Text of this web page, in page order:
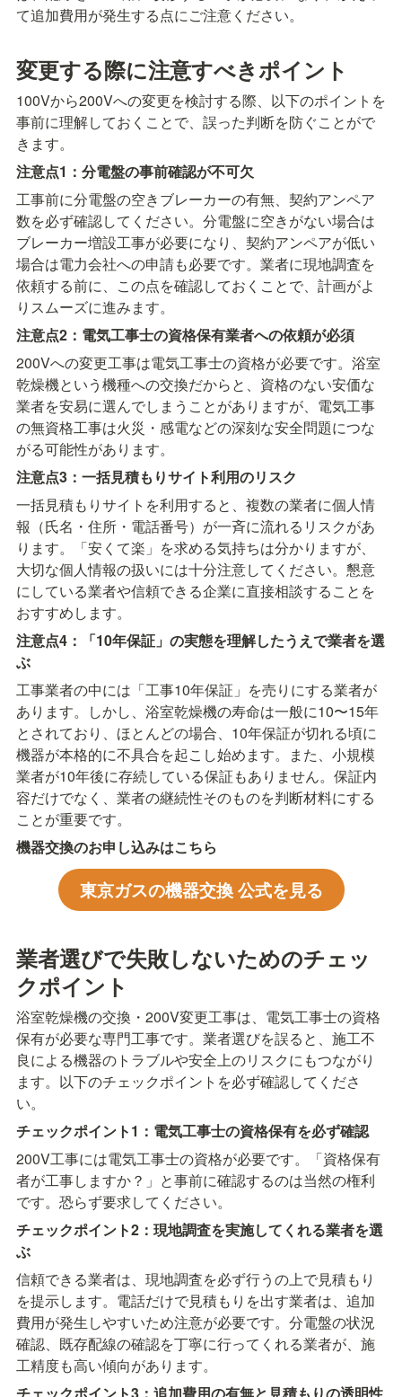
て追加費用が発生する点にご注意ください。
変更する際に注意すべきポイント
100Vから200Vへの変更を検討する際、以下のポイントを
事前に理解しておくことで、誤った判断を防ぐことがで
きます。
注意点1：分電盤の事前確認が不可欠
工事前に分電盤の空きブレーカーの有無、契約アンペア
数を必ず確認してください。分電盤に空きがない場合は
ブレーカー増設工事が必要になり、契約アンペアが低い
場合は電力会社への申請も必要です。業者に現地調査を
依頼する前に、この点を確認しておくことで、計画がよ
りスムーズに進みます。
注意点2：電気工事士の資格保有業者への依頼が必須
200Vへの変更工事は電気工事士の資格が必要です。浴室
乾燥機という機種への交換だからと、資格のない安価な
業者を安易に選んでしまうことがありますが、電気工事
の無資格工事は火災・感電などの深刻な安全問題につな
がる可能性があります。
注意点3：一括見積もりサイト利用のリスク
一括見積もりサイトを利用すると、複数の業者に個人情
報（氏名・住所・電話番号）が一斉に流れるリスクがあ
ります。「安くて楽」を求める気持ちは分かりますが、
大切な個人情報の扱いには十分注意してください。懇意
にしている業者や信頼できる企業に直接相談することを
おすすめします。
注意点4：「10年保証」の実態を理解したうえで業者を選
ぶ
工事業者の中には「工事10年保証」を売りにする業者が
あります。しかし、浴室乾燥機の寿命は一般に10〜15年
とされており、ほとんどの場合、10年保証が切れる頃に
機器が本格的に不具合を起こし始めます。また、小規模
業者が10年後に存続している保証もありません。保証内
容だけでなく、業者の継続性そのものを判断材料にする
ことが重要です。
機器交換のお申し込みはこちら
東京ガスの機器交換 公式を見る
業者選びで失敗しないためのチェッ
クポイント
浴室乾燥機の交換・200V変更工事は、電気工事士の資格
保有が必要な専門工事です。業者選びを誤ると、施工不
良による機器のトラブルや安全上のリスクにもつながり
ます。以下のチェックポイントを必ず確認してくださ
い。
チェックポイント1：電気工事士の資格保有を必ず確認
200V工事には電気工事士の資格が必要です。「資格保有
者が工事しますか？」と事前に確認するのは当然の権利
です。恐らず要求してください。
チェックポイント2：現地調査を実施してくれる業者を選
ぶ
信頼できる業者は、現地調査を必ず行うの上で見積もり
を提示します。電話だけで見積もりを出す業者は、追加
費用が発生しやすいため注意が必要です。分電盤の状況
確認、既存配線の確認を丁寧に行ってくれる業者が、施
工精度も高い傾向があります。